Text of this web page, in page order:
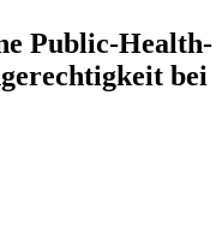
Public-Health-
bei